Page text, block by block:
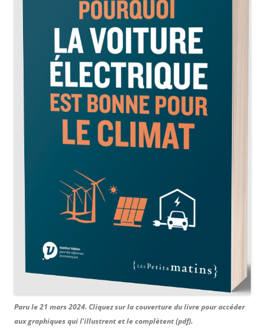
Paru le 21 mars 2024. Cliquez sur la couverture du livre pour accéder
aux graphiques qui l'illustrent et le complètent (pdf).